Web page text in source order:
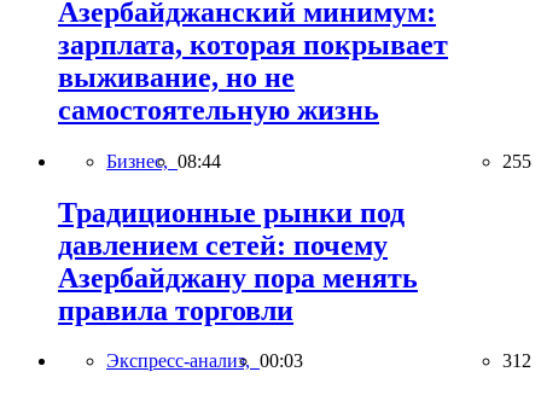
Азербайджанский минимум:
зарплата, которая покрывает
выживание, но не
самостоятельную жизнь
Бизнес, 08:44 255
Традиционные рынки под
давлением сетей: почему
Азербайджану пора менять
правила торговли
Экспресс-анализ, 00:03 312